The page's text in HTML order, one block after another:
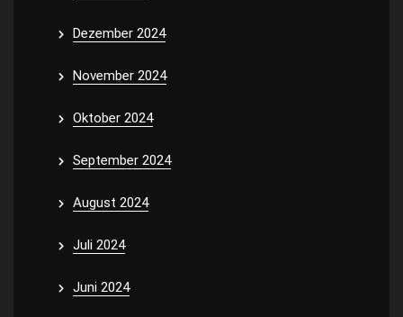
Dezember 2024
November 2024
Oktober 2024
September 2024
August 2024
Juli 2024
Juni 2024